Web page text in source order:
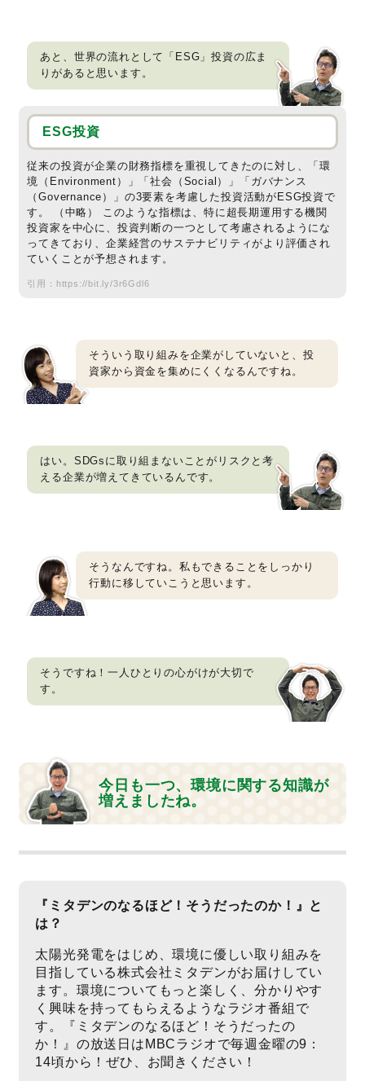
あと、世界の流れとして「ESG」投資の広ま
りがあると思います。
ESG投資
従来の投資が企業の財務指標を重視してきたのに対し、「環
境（Environment）」「社会（Social）」「ガバナンス
（Governance）」の3要素を考慮した投資活動がESG投資で
す。 （中略） このような指標は、特に超長期運用する機関
投資家を中心に、投資判断の一つとして考慮されるようにな
ってきており、企業経営のサステナビリティがより評価され
ていくことが予想されます。
引用： https://bit.ly/3r6Gdl6
そういう取り組みを企業がしていないと、投
資家から資金を集めにくくなるんですね。
はい。SDGsに取り組まないことがリスクと考
える企業が増えてきているんです。
そうなんですね。私もできることをしっかり
行動に移していこうと思います。
そうですね！一人ひとりの心がけが大切で
す。
今日も一つ、環境に関する知識が
増えましたね。
『ミタデンのなるほど！そうだったのか！』と
は？
太陽光発電をはじめ、環境に優しい取り組みを
目指している株式会社ミタデンがお届けしてい
ます。環境についてもっと楽しく、分かりやす
く興味を持ってもらえるようなラジオ番組で
す。『ミタデンのなるほど！そうだったの
か！』の放送日はMBCラジオで毎週金曜の9：
14頃から！ぜひ、お聞きください！